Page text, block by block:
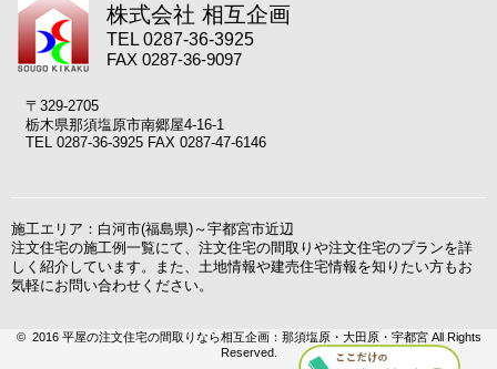
株式会社 相互企画
TEL 0287-36-3925
FAX 0287-36-9097
〒329-2705
栃木県那須塩原市南郷屋4-16-1
TEL 0287-36-3925 FAX 0287-47-6146
施工エリア：白河市(福島県)～宇都宮市近辺
注文住宅の施工例一覧にて、注文住宅の間取りや注文住宅のプランを詳
しく紹介しています。また、土地情報や建売住宅情報を知りたい方もお
気軽にお問い合わせください。
© 2016 平屋の注文住宅の間取りなら相互企画：那須塩原・大田原・宇都宮 All Rights
Reserved.